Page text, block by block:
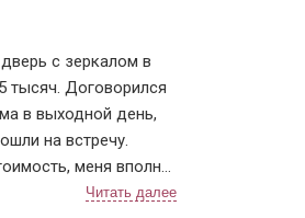
с зеркалом в
тысяч. Договорился
в выходной день,
на встречу.
меня вполне
неделю позвонили,